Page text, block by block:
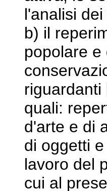
l'analisi
b) il
popolare
quali:
d'arte e di
di oggetti
lavoro del
cui al